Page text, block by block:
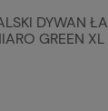
DYWAN
GREEN